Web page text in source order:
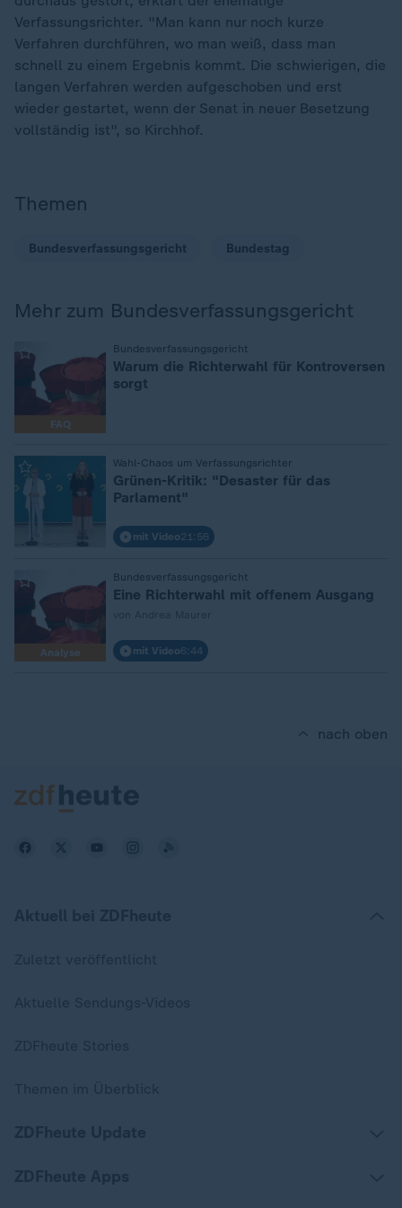
Verfassungsrichter. "Man kann nur noch kurze
Verfahren durchführen, wo man weiß, dass man
schnell zu einem Ergebnis kommt. Die schwierigen, die
langen Verfahren werden aufgeschoben und erst
wieder gestartet, wenn der Senat in neuer Besetzung
vollständig ist", so Kirchhof.
Themen
Bundesverfassungsgericht Bundestag
Mehr zum Bundesverfassungsgericht
FAQ
Bundesverfassungsgericht
:
Warum die Richterwahl für Kontroversen
sorgt
Wahl-Chaos um Verfassungsrichter
Grünen-Kritik: "Desaster für das
Parlament"
mit Video21:56
Analyse
Bundesverfassungsgericht
:
Eine Richterwahl mit offenem Ausgang
mit Video6:44
nach oben